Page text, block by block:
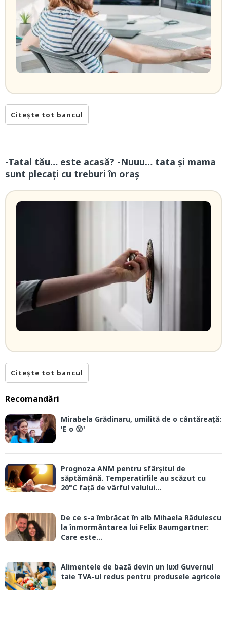
Citește tot bancul
-Tatal tău… este acasă? -Nuuu… tata și mama
sunt plecați cu treburi în oraș
Citește tot bancul
Recomandări
Mirabela Grădinaru, umilită de o cântăreață:
'E o 😲'
Prognoza ANM pentru sfârșitul de
săptămână. Temperatirlile au scăzut cu
20°C față de vârful valului...
De ce s-a îmbrăcat în alb Mihaela Rădulescu
la înmormântarea lui Felix Baumgartner:
Care este...
Alimentele de bază devin un lux! Guvernul
taie TVA-ul redus pentru produsele agricole